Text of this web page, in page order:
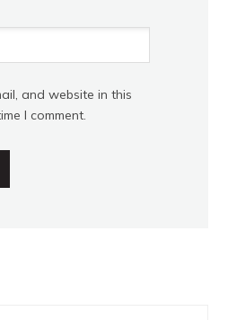
and website in this
I comment.